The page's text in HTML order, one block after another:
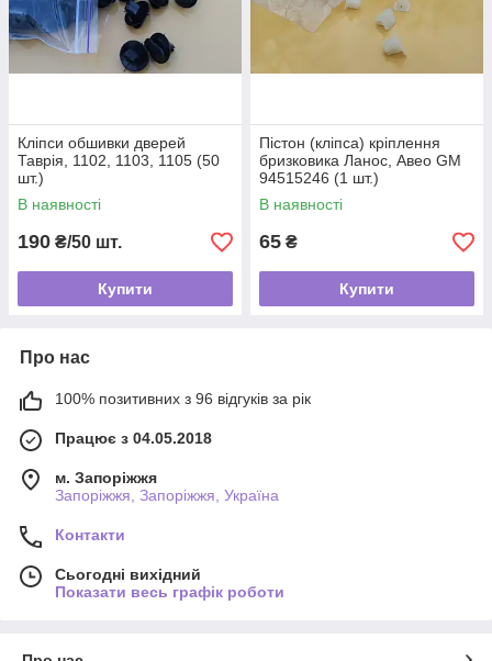
Кліпси обшивки дверей
Таврія, 1102, 1103, 1105 (50
шт.)
В наявності
190 ₴/50 шт.
Купити
Пістон (кліпса) кріплення
бризковика Ланос, Авео GM
94515246 (1 шт.)
В наявності
65 ₴
Купити
Про нас
100% позитивних з 96 відгуків за рік
Працює з 04.05.2018
м. Запоріжжя
Запоріжжя, Запоріжжя, Україна
Контакти
Сьогодні вихідний
Показати весь графік роботи